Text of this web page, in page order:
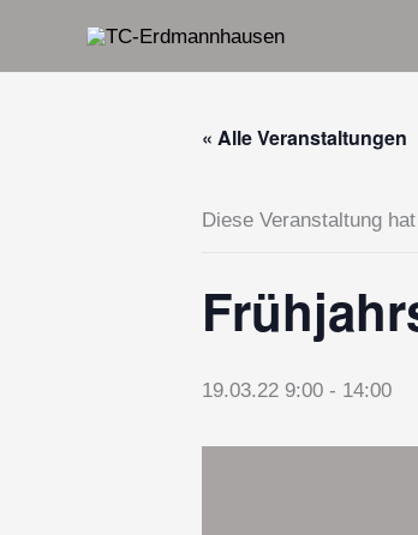
« Alle Veranstaltungen
Diese Veranstaltung
19.03.22 9:00 - 14:00